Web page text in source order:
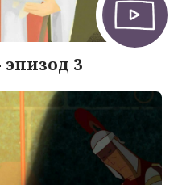
эпизод 3